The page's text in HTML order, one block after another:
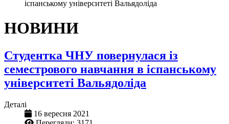
іспанському університеті Вальядоліда
НОВИНИ
Студентка ЧНУ повернулася із
семестрового навчання в іспанському
університеті Вальядоліда
Деталі
16 вересня 2021